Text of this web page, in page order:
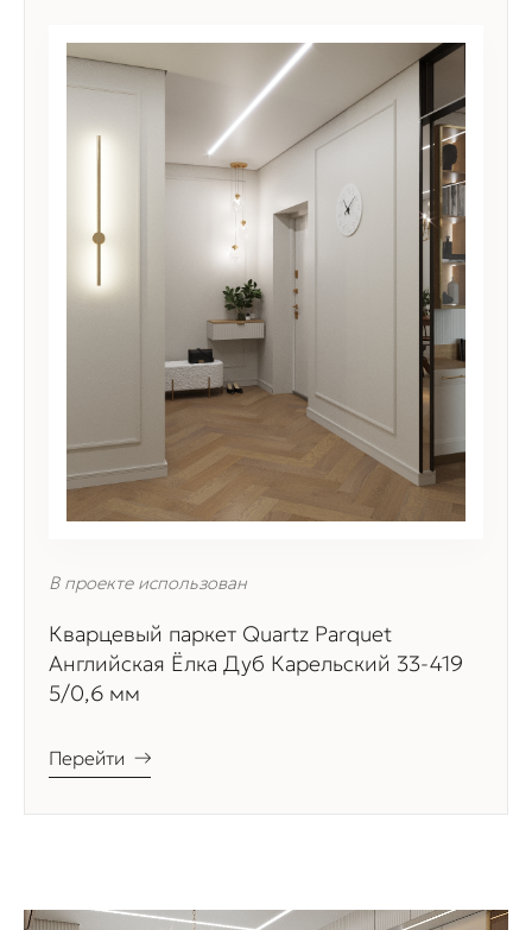
В проекте использован
Кварцевый паркет Quartz Parquet
Английская Ёлка Дуб Карельский 33-419
5/0,6 мм
Перейти →